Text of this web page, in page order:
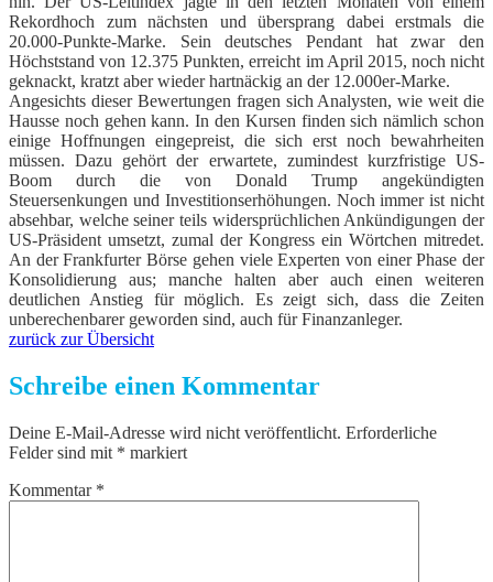
Rekordhoch zum nächsten und übersprang dabei erstmals die
20.000-Punkte-Marke. Sein deutsches Pendant hat zwar den
Höchststand von 12.375 Punkten, erreicht im April 2015, noch nicht
geknackt, kratzt aber wieder hartnäckig an der 12.000er-Marke.
Angesichts dieser Bewertungen fragen sich Analysten, wie weit die
Hausse noch gehen kann. In den Kursen finden sich nämlich schon
einige Hoffnungen eingepreist, die sich erst noch bewahrheiten
müssen. Dazu gehört der erwartete, zumindest kurzfristige US-
Boom durch die von Donald Trump angekündigten
Steuersenkungen und Investitionserhöhungen. Noch immer ist nicht
absehbar, welche seiner teils widersprüchlichen Ankündigungen der
US-Präsident umsetzt, zumal der Kongress ein Wörtchen mitredet.
An der Frankfurter Börse gehen viele Experten von einer Phase der
Konsolidierung aus; manche halten aber auch einen weiteren
deutlichen Anstieg für möglich. Es zeigt sich, dass die Zeiten
unberechenbarer geworden sind, auch für Finanzanleger.
zurück zur Übersicht
Schreibe einen Kommentar
Deine E-Mail-Adresse wird nicht veröffentlicht. Erforderliche
Felder sind mit * markiert
Kommentar *